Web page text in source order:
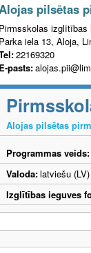
Alojas pilsētas
Pirmsskolas izglītības
Parka iela 13, Aloja,
22169320
E-pasts:
Alojas pilsētas
Programmas veids:
Valoda:latviešu (LV)
Izglītības ieguves